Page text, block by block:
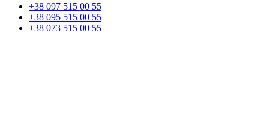
+38 097 515 00 55
+38 095 515 00 55
+38 073 515 00 55